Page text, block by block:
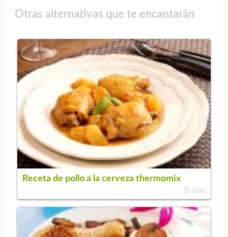
Otras alternativas que te encantarán
Receta de pollo a la cerveza thermomix
35m